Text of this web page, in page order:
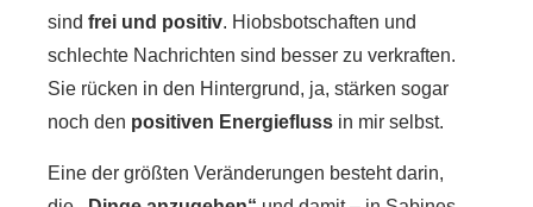
sind frei und positiv. Hiobsbotschaften und
schlechte Nachrichten sind besser zu verkraften.
Sie rücken in den Hintergrund, ja, stärken sogar
noch den positiven Energiefluss in mir selbst.
Eine der größten Veränderungen besteht darin,